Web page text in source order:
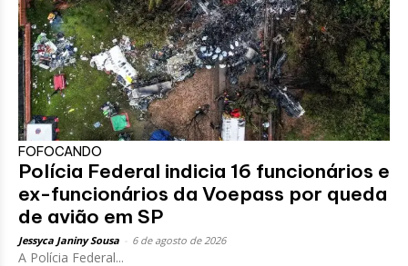
FOFOCANDO
Polícia Federal indicia 16 funcionários e
ex-funcionários da Voepass por queda
de avião em SP
Jessyca Janiny Sousa 6 de agosto de 2026
A Polícia Federal...